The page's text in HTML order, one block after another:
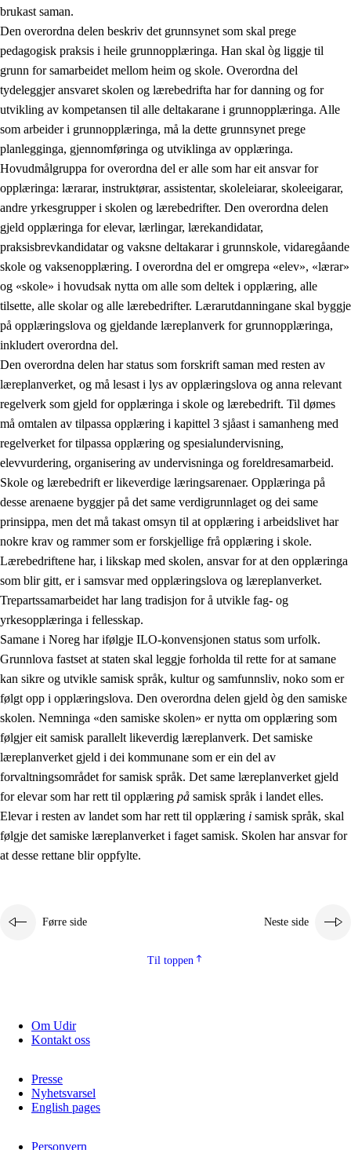
brukast saman.
Den overordna delen beskriv det grunnsynet som skal prege
pedagogisk praksis i heile grunnopplæringa. Han skal òg liggje til
grunn for samarbeidet mellom heim og skole. Overordna del
tydeleggjer ansvaret skolen og lærebedrifta har for danning og for
utvikling av kompetansen til alle deltakarane i grunnopplæringa. Alle
som arbeider i grunnopplæringa, må la dette grunnsynet prege
planlegginga, gjennomføringa og utviklinga av opplæringa.
Hovudmålgruppa for overordna del er alle som har eit ansvar for
opplæringa: lærarar, instruktørar, assistentar, skoleleiarar, skoleeigarar,
andre yrkesgrupper i skolen og lærebedrifter. Den overordna delen
gjeld opplæringa for elevar, lærlingar, lærekandidatar,
praksisbrevkandidatar og vaksne deltakarar i grunnskole, vidaregåande
skole og vaksenopplæring. I overordna del er omgrepa «elev», «lærar»
og «skole» i hovudsak nytta om alle som deltek i opplæring, alle
tilsette, alle skolar og alle lærebedrifter. Lærarutdanningane skal byggje
på opplæringslova og gjeldande læreplanverk for grunnopplæringa,
inkludert overordna del.
Den overordna delen har status som forskrift saman med resten av
læreplanverket, og må lesast i lys av opplæringslova og anna relevant
regelverk som gjeld for opplæringa i skole og lærebedrift. Til dømes
må omtalen av tilpassa opplæring i kapittel 3 sjåast i samanheng med
regelverket for tilpassa opplæring og spesialundervisning,
elevvurdering, organisering av undervisninga og foreldresamarbeid.
Skole og lærebedrift er likeverdige læringsarenaer. Opplæringa på
desse arenaene byggjer på det same verdigrunnlaget og dei same
prinsippa, men det må takast omsyn til at opplæring i arbeidslivet har
nokre krav og rammer som er forskjellige frå opplæring i skole.
Lærebedriftene har, i likskap med skolen, ansvar for at den opplæringa
som blir gitt, er i samsvar med opplæringslova og læreplanverket.
Trepartssamarbeidet har lang tradisjon for å utvikle fag- og
yrkesopplæringa i fellesskap.
Samane i Noreg har ifølgje ILO-konvensjonen status som urfolk.
Grunnlova fastset at staten skal leggje forholda til rette for at samane
kan sikre og utvikle samisk språk, kultur og samfunnsliv, noko som er
følgt opp i opplæringslova. Den overordna delen gjeld òg den samiske
skolen. Nemninga «den samiske skolen» er nytta om opplæring som
følgjer eit samisk parallelt likeverdig læreplanverk. Det samiske
læreplanverket gjeld i dei kommunane som er ein del av
forvaltningsområdet for samisk språk. Det same læreplanverket gjeld
for elevar som har rett til opplæring på samisk språk i landet elles.
Elevar i resten av landet som har rett til opplæring i samisk språk, skal
følgje det samiske læreplanverket i faget samisk. Skolen har ansvar for
at desse rettane blir oppfylte.
Førre side Neste side
Til toppen
Om Udir
Kontakt oss
Presse
Nyhetsvarsel
English pages
Personvern